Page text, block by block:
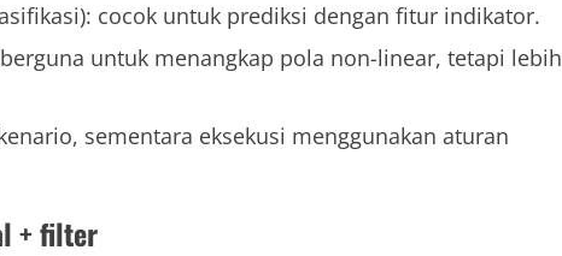
cocok untuk prediksi dengan fitur indikator.
untuk menangkap pola non-linear, tetapi lebih
sementara eksekusi menggunakan aturan
+ filter